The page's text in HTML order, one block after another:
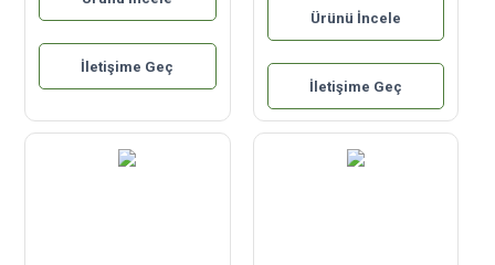
İletişime Geç
Ürünü İncele
İletişime Geç